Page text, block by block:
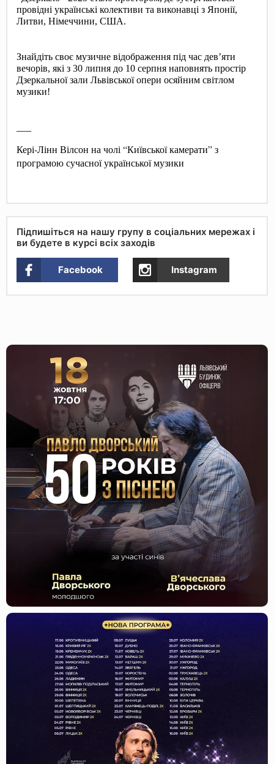
провідні українські колективи та виконавці з Японії,
Литви, Німеччини, США.
Знайдіть своє музичне відображення під час дев’яти
вечорів, які з 30 липня до 10 серпня наповнять простір
Дзеркальної зали Львівської опери осяйним світлом
музики!
Кері-Лінн Вілсон на чолі “Київської камерати” з
програмою сучасної української музики
Підпишіться на нашу групу в соціальних мережах і
ви будете в курсі всіх заходів
Facebook Instagram